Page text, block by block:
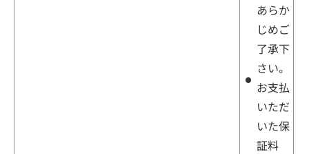
あらか
じめご
了承下
さい。
お支払
いただ
いた保
証料